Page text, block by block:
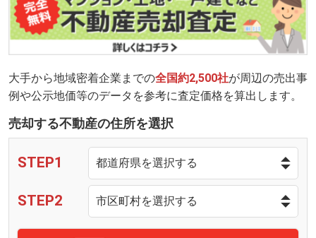
大手から地域密着企業までの全国約2,500社が周辺の売出事
例や公示地価等のデータを参考に査定価格を算出します。
売却する不動産の住所を選択
STEP1
STEP2